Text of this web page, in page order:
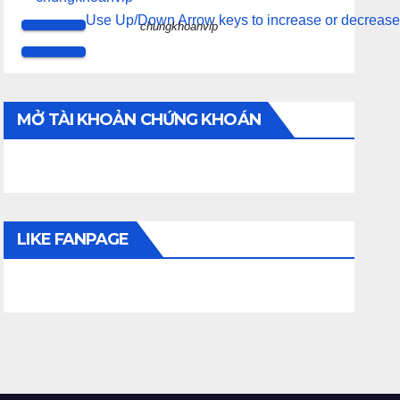
Use Up/Down Arrow keys to increase or
chungkhoanvip
MỞ TÀI KHOẢN CHỨNG KHOÁN
LIKE FANPAGE